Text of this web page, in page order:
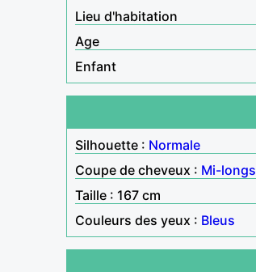
Lieu d'habitation
Age
Enfant
Silhouette : Normale
Coupe de cheveux : Mi-longs
Taille : 167 cm
Couleurs des yeux : Bleus